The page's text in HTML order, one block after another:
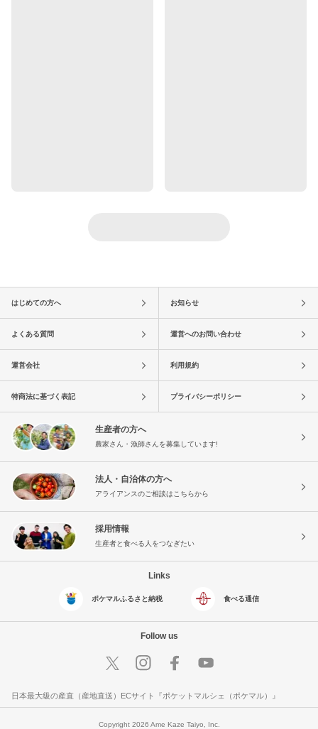
はじめての方へ お知らせ
よくある質問 運営へのお問い合わせ
運営会社 利用規約
特商法に基づく表記 プライバシーポリシー
生産者の方へ
農家さん・漁師さんを募集しています!
法人・自治体の方へ
アライアンスのご相談はこちらから
採用情報
生産者と食べる人をつなぎたい
Links
ポケマルふるさと納税 食べる通信
Follow us
日本最大級の産直（産地直送）ECサイト『ポケットマルシェ（ポケマル）』
Copyright 2026 Ame Kaze Taiyo, Inc.